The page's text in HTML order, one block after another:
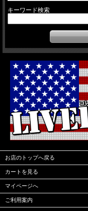
キーワード検索
お店のトップへ戻る
カートを見る
マイページへ
ご利用案内